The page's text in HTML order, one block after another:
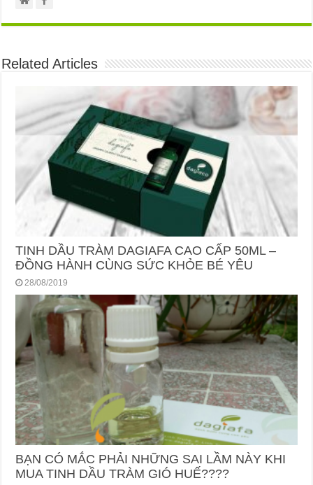
Related Articles
TINH DẦU TRÀM DAGIAFA CAO CẤP 50ML –
ĐỒNG HÀNH CÙNG SỨC KHỎE BÉ YÊU
28/08/2019
BẠN CÓ MẮC PHẢI NHỮNG SAI LẦM NÀY KHI
MUA TINH DẦU TRÀM GIÓ HUẾ????